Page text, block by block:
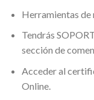
Herramientas de
Tendrás
sección de
Acceder al
Online.